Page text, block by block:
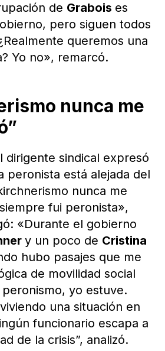
de Grabois es
pero siguen todos
queremos una
Yo no», remarcó.
nunca me
dirigente sindical expresó
peronista está alejada del
nunca me
fui peronista»,
«Durante el gobierno
y un poco de Cristina
hubo pasajes que me
de movilidad social
yo estuve.
una situación en
funcionario escapa a
de la crisis”, analizó.